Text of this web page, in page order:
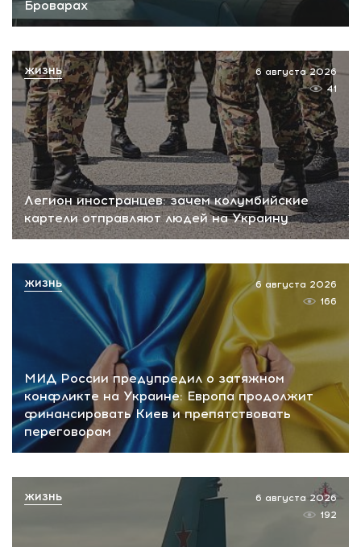
Броварах
Легион иностранцев: зачем колумбийские
картели отправляют людей на Украину
6 августа 2026
41
ЖИЗНЬ
МИД России предупредил о затяжном
конфликте на Украине: Европа продолжит
финансировать Киев и препятствовать
переговорам
6 августа 2026
166
ЖИЗНЬ
6 августа 2026
192
ЖИЗНЬ